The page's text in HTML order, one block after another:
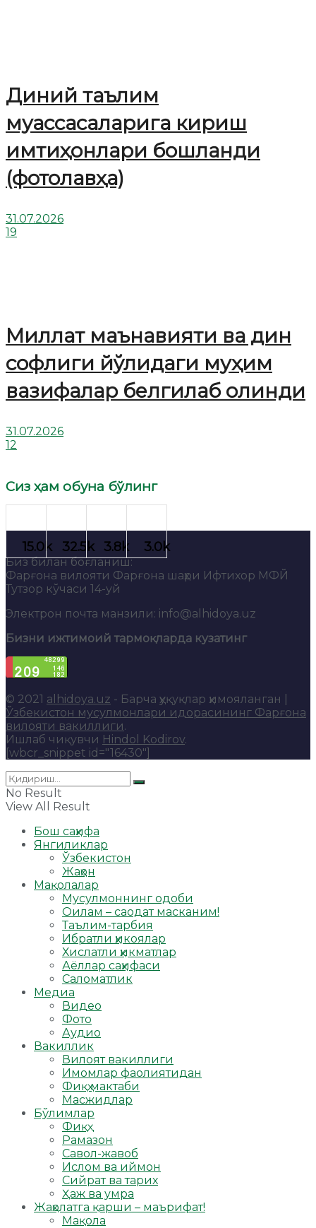
Диний таълим
муассасаларига кириш
имтиҳонлари бошланди
(фотолавҳа)
31.07.2026
19
Миллат маънавияти ва дин
софлиги йўлидаги муҳим
вазифалар белгилаб олинди
31.07.2026
12
Сиз ҳам обуна бўлинг
Биз билан боғланиш:
Фарғона вилояти Фарғона шаҳри Ифтихор МФЙ
Тутзор кўчаси 14-уй
Электрон почта манзили: info@alhidoya.uz
Бизни ижтимоий тармоқларда кузатинг
© 2021 alhidoya.uz - Барча ҳуқуқлар ҳимояланган |
Ўзбекистон мусулмонлари идорасининг Фарғона
вилояти вакиллиги.
Ишлаб чиқувчи Hindol Kodirov.
[wbcr_snippet id="16430"]
No Result
View All Result
Бош саҳифа
Янгиликлар
Ўзбекистон
Жаҳон
Мақолалар
Мусулмоннинг одоби
Оилам – саодат масканим!
Таълим-тарбия
Ибратли ҳикоялар
Хислатли ҳикматлар
Аёллар саҳифаси
Саломатлик
Медиа
Видео
Фото
Аудио
Вакиллик
Вилоят вакиллиги
Имомлар фаолиятидан
Фиқҳ мактаби
Масжидлар
Бўлимлар
Фиқҳ
Рамазон
Савол-жавоб
Ислом ва иймон
Сийрат ва тарих
Ҳаж ва умра
Жаҳолатга қарши – маърифат!
Мақола